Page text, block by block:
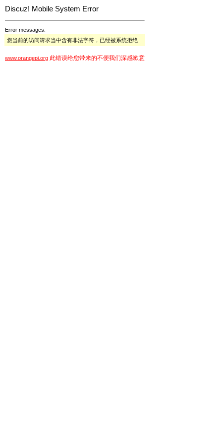
Discuz! Mobile System Error
Error messages:
您当前的访问请求当中含有非法字符，已经被系统拒绝
www.orangepi.org 此错误给您带来的不便我们深感歉意